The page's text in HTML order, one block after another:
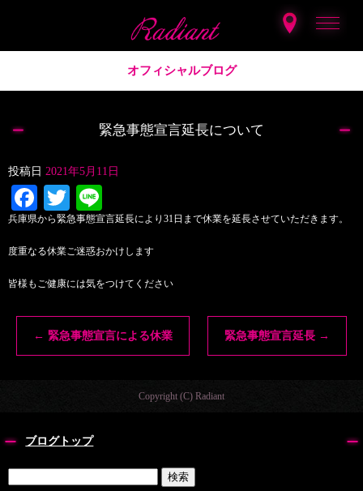
オフィシャルブログ
緊急事態宣言延長について
投稿日 2021年5月11日
Facebook
Twitter
兵庫県から緊急事態宣言延長により31日まで休業を延長させていただきます。
度重なる休業ご迷惑おかけします
皆様もご健康には気をつけてください
← 緊急事態宣言による休業 緊急事態宣言延長 →
Copyright (C) Radiant
ブログトップ